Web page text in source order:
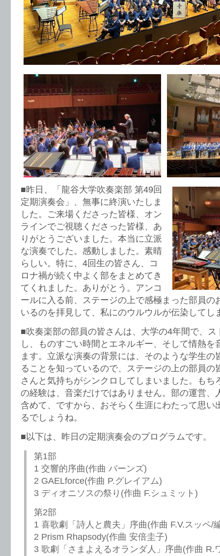
■昨日、「龍谷大学吹奏楽部 第49回
定期演奏会」、無事に終演いたしま
した。ご来場くださった皆様、オン
ラインでご視聴くださった皆様、あ
りがとうございました。本当に立派
な演奏でした。感動しました。素晴
らしい。特に、4回生の皆さん、コ
ロナ禍が続く中よく部をまとめてき
てくれました。ありがとう。アンコ
ールに入る前、ステージの上で感極まった部員の
いるのを拝見して、私にのウルウルが伝染してし
■吹奏楽部の部員の皆さんは、大学の4年間で、
し、ものすごい時間とエネルギー、そして情熱を
ます。立派な演奏の背景には、そのような学生の
ることを知っているので、ステージの上の部員の
さんと気持ちがシンクロしてしまいました。もち
の経験は、音楽だけではありません。部の運営、
含めて、ですから、おそらく生涯にわたって思い
るでしょうね。
■以下は、昨日の定期演奏会のプログラムです。
第1部
1 交響的序曲(作曲 バーンズ)
2 GAELforce(作曲 P.グレイアム)
3 ディオニソスの祭り(作曲 F.シュミット)
第2部
1 喜歌劇「詩人と農夫」序曲(作曲 F.V.スッペ/
2 Prism Rhapsody(作曲 安倍圭子)
3 歌劇「さまよえるオランダ人」序曲(作曲 R.